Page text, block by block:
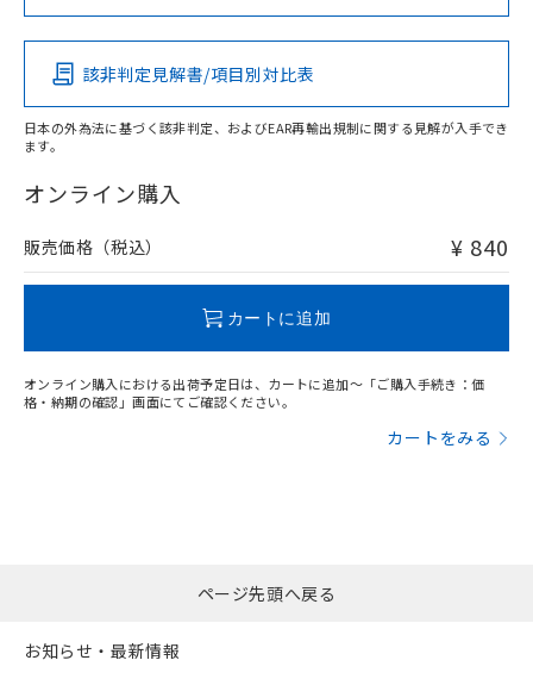
Pb Hg Cd Cr(VI)
O
在庫等で未対応品が混在する可能性があります。
問い合わせください。
該非判定見解書/項目別対比表
日本の外為法に基づく該非判定、およびEAR再輸出規制に関する見解が入手でき
ます。
オンライン購入
販売価格（税込） ¥ 840
カートに追加
オンライン購入における出荷予定日は、カートに追加～「ご購入手続き：価
格・納期の確認」画面にてご確認ください。
カートをみる
ページ先頭へ戻る
お知らせ・最新情報